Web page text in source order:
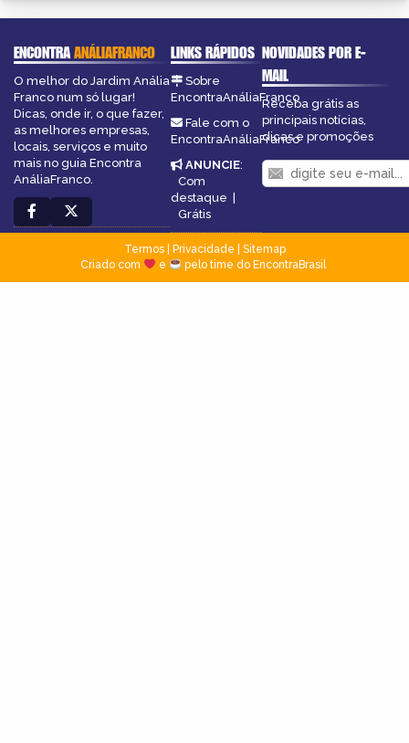
ENCONTRAANÁLIAFRANCO
O melhor do Jardim Anália
Franco num só lugar!
Dicas, onde ir, o que fazer,
as melhores empresas,
locais, serviços e muito
mais no guia Encontra
AnáliaFranco.
LINKS RÁPIDOS
Sobre
EncontraAnáliaFranco
Fale com o
EncontraAnáliaFranco
ANUNCIE:
Com
destaque |
Grátis
NOVIDADES POR E-
MAIL
Receba grátis as
principais notícias,
dicas e promoções
Termos| Privacidade
Sitemap
Criado com
e pelo time do EncontraBrasil